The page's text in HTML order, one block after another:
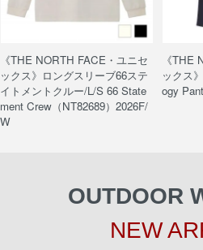
《THE NORTH FACE・ユニセ
ックス》ロングスリーブ66ステ
イトメントクルー/L/S 66 State
ment Crew（NT82689）2026F/
W
《THE
ックス
ogy
OUTDOOR
NEW